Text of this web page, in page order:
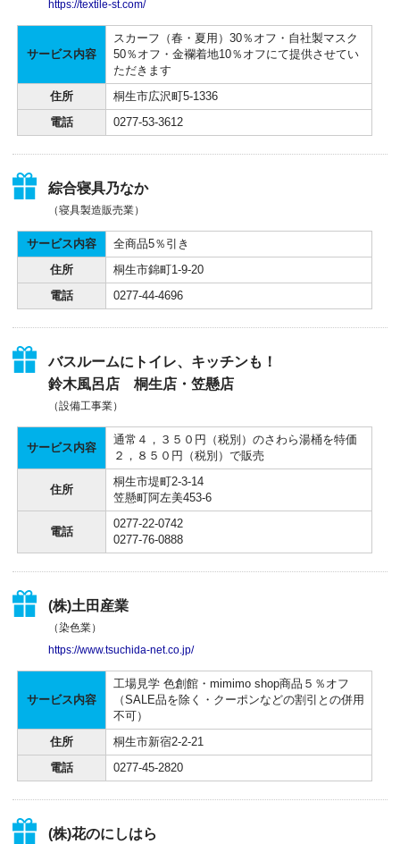
https://textile-st.com/
サービス内容
スカーフ（春・夏用）30％オフ・自社製マスク
50％オフ・金襴着地10％オフにて提供させてい
ただきます
住所 桐生市広沢町5-1336
電話 0277-53-3612
綜合寝具乃なか
（寝具製造販売業）
サービス内容 全商品5％引き
住所 桐生市錦町1-9-20
電話 0277-44-4696
バスルームにトイレ、キッチンも！
鈴木風呂店 桐生店・笠懸店
（設備工事業）
サービス内容
通常４，３５０円（税別）のさわら湯桶を特価
２，８５０円（税別）で販売
住所
桐生市堤町2-3-14
笠懸町阿左美453-6
電話
0277-22-0742
0277-76-0888
(株)土田産業
（染色業）
https://www.tsuchida-net.co.jp/
サービス内容
工場見学 色創館・mimimo shop商品５％オフ
（SALE品を除く・クーポンなどの割引との併用
不可）
住所 桐生市新宿2-2-21
電話 0277-45-2820
(株)花のにしはら